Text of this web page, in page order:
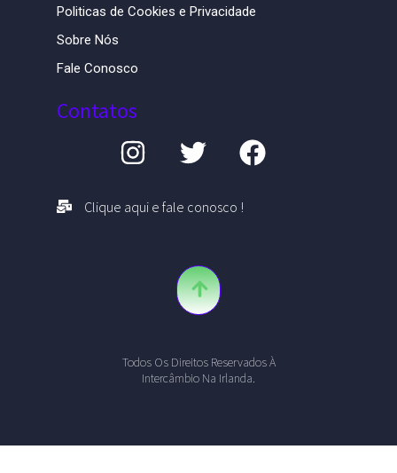
Politicas de Cookies e Privacidade
Sobre Nós
Fale Conosco
Contatos
Clique aqui e fale conosco !
Todos Os Direitos Reservados À
Intercâmbio Na Irlanda.